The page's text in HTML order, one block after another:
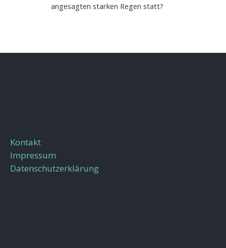
angesagten starken Regen statt?
Kontakt
Impressum
Datenschutzerklärung